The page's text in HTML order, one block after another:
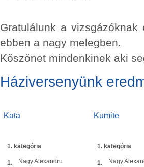
Gratulálunk a
ebben a nagy melegben.
Köszönet mindenkinek aki
Háziversenyünk
Kata
1. kategória
1. Nagy Alexandru
Kumite
1. kategória
1. Nagy